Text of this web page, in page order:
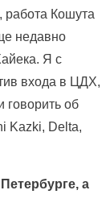
работа Кошута
недавно
Я с
входа в ЦДХ,
говорить об
Kazki, Delta,
а